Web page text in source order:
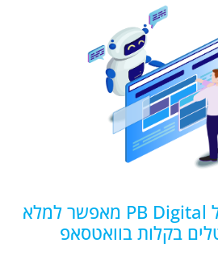
צ'אט הטפסים של PB Digital מאפשר למלא
בקלות בוואטסאפ